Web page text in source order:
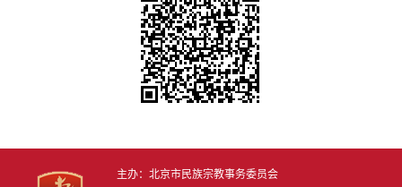
主办：北京市民族宗教事务委员会